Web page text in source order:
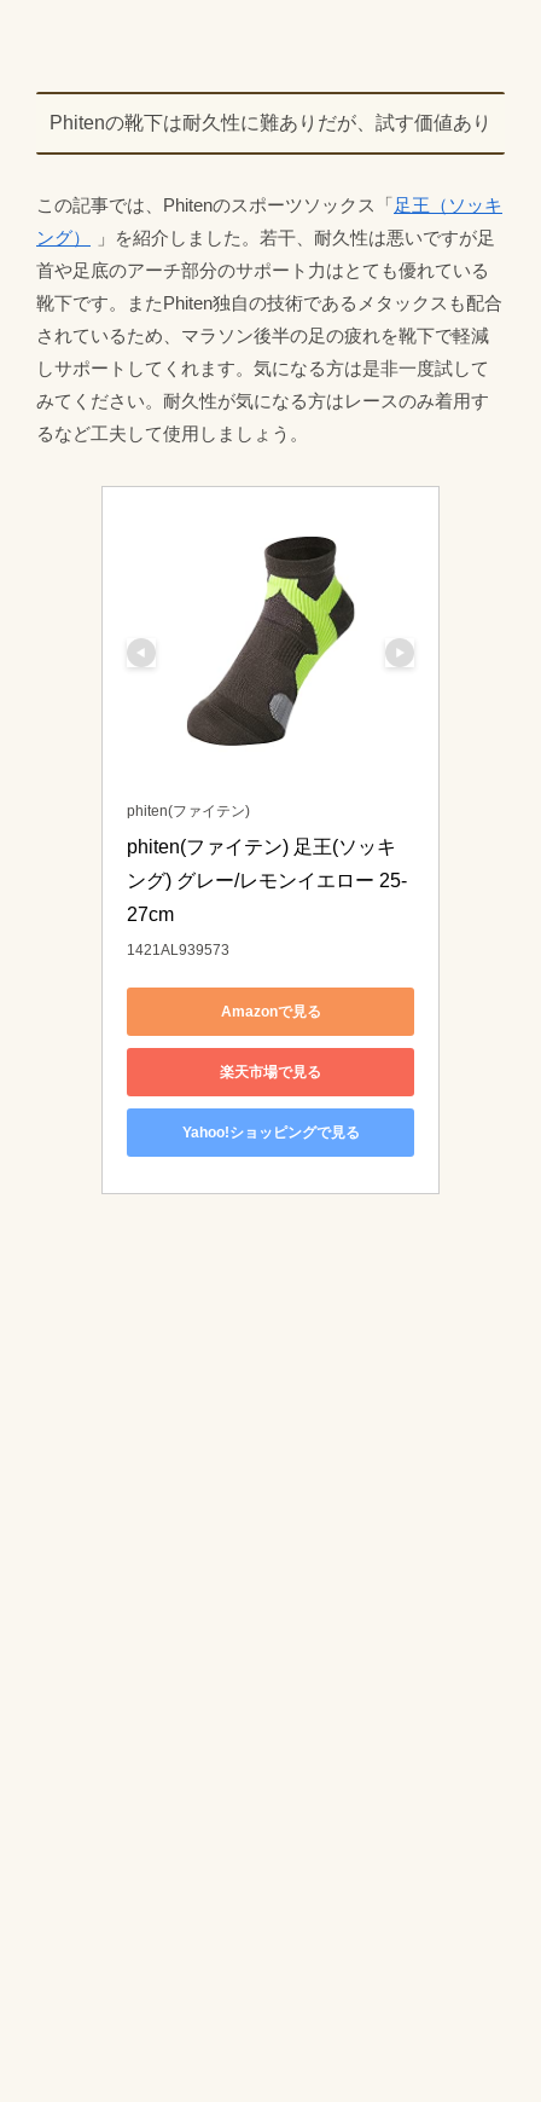
Phitenの靴下は耐久性に難ありだが、試す価値あり
この記事では、Phitenのスポーツソックス「 足王（ソッキ
ング）
」を紹介しました。若干、耐久性は悪いですが足
首や足底のアーチ部分のサポート力はとても優れている
靴下です。またPhiten独自の技術であるメタックスも配合
されているため、マラソン後半の足の疲れを靴下で軽減
しサポートしてくれます。気になる方は是非一度試して
みてください。耐久性が気になる方はレースのみ着用す
るなど工夫して使用しましょう。
phiten(ファイテン)
phiten(ファイテン) 足王(ソッキ
ング) グレー/レモンイエロー 25-
27cm
1421AL939573
Amazonで見る
楽天市場で見る
Yahoo!ショッピングで見る